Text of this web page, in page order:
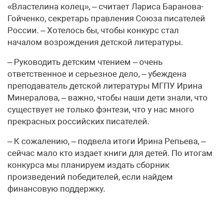
«Властелина колец», – считает Лариса Баранова-
Гойченко, секретарь правления Союза писателей
России. – Хотелось бы, чтобы конкурс стал
началом возрождения детской литературы.
– Руководить детским чтением – очень
ответственное и серьезное дело, – убеждена
преподаватель детской литературы МГПУ Ирина
Минералова, – важно, чтобы наши дети знали, что
существует не только фэнтези, что у нас много
прекрасных российских писателей.
– К сожалению, – подвела итоги Ирина Репьева, –
сейчас мало кто издает книги для детей. По итогам
конкурса мы планируем издать сборник
произведений победителей, если найдем
финансовую поддержку.